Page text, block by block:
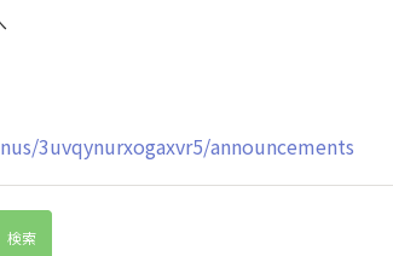
3uvqynurxogaxvr5/announcements